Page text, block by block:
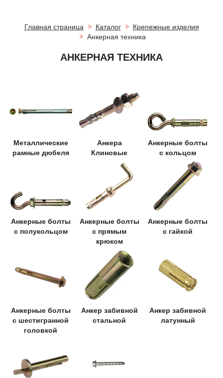
Главная страница Каталог
Крепежные изделия
Анкерная техника
АНКЕРНАЯ ТЕХНИКА
Металлические
рамные дюбеля
Анкера
Клиновые
Анкерные болты
с кольцом
Анкерные болты
с полукольцом
Анкерные болты
с прямым
крюком
Анкерные болты
с гайкой
Анкерные болты
с шестигранной
головкой
Анкер забивной
стальной
Анкер забивной
латунный